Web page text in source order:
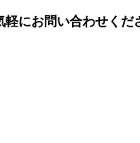
にお問い合わせくだ